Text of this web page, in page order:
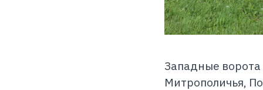
Западные
Митрополичья,